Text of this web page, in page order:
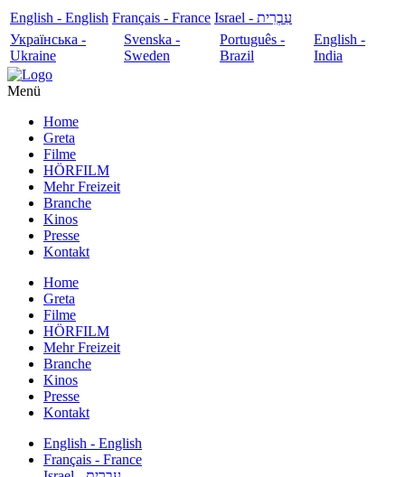
English - English Français - France
עִבְרִית - Israel
Українська -
Ukraine
Svenska -
Sweden
Português -
Brazil
English -
India
Menü
Home
Greta
Filme
HÖRFILM
Mehr Freizeit
Branche
Kinos
Presse
Kontakt
Home
Greta
Filme
HÖRFILM
Mehr Freizeit
Branche
Kinos
Presse
Kontakt
English - English
Français - France